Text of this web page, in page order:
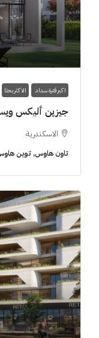
اكبر فترة سداد الاكثر بحثا
جيزين أليكس
الاسكندرية
تاون هاوس, توين